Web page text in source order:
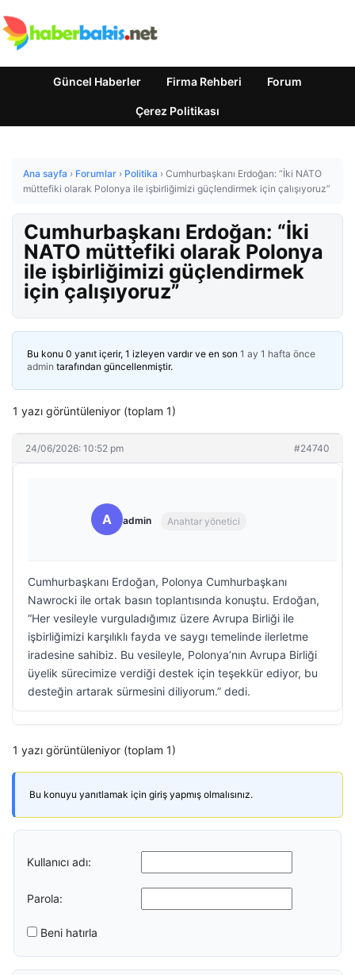
Güncel Haberler Firma Rehberi Forum
Çerez Politikası
Ana sayfa › Forumlar › Politika › Cumhurbaşkanı Erdoğan: “İki NATO
müttefiki olarak Polonya ile işbirliğimizi güçlendirmek için çalışıyoruz”
Cumhurbaşkanı Erdoğan: “İki
NATO müttefiki olarak Polonya
ile işbirliğimizi güçlendirmek
için çalışıyoruz”
Bu konu 0 yanıt içerir, 1 izleyen vardır ve en son 1 ay 1 hafta önce
admin tarafından güncellenmiştir.
1 yazı görüntüleniyor (toplam 1)
24/06/2026: 10:52 pm #24740
A admin Anahtar yönetici
Cumhurbaşkanı Erdoğan, Polonya Cumhurbaşkanı
Nawrocki ile ortak basın toplantısında konuştu. Erdoğan,
“Her vesileyle vurguladığımız üzere Avrupa Birliği ile
işbirliğimizi karşılıklı fayda ve saygı temelinde ilerletme
iradesine sahibiz. Bu vesileyle, Polonya’nın Avrupa Birliği
üyelik sürecimize verdiği destek için teşekkür ediyor, bu
desteğin artarak sürmesini diliyorum.” dedi.
1 yazı görüntüleniyor (toplam 1)
Bu konuyu yanıtlamak için giriş yapmış olmalısınız.
Kullanıcı adı:
Parola:
Beni hatırla